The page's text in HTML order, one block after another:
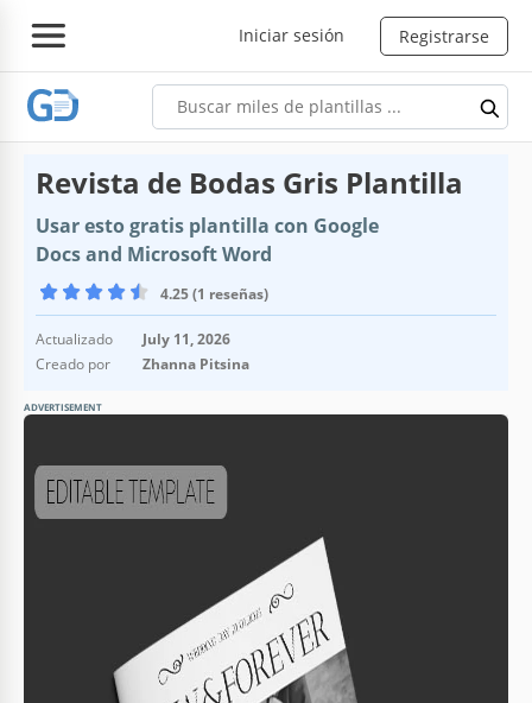
Iniciar sesión Registrarse
Revista de Bodas Gris Plantilla
Usar esto gratis plantilla con Google
Docs and Microsoft Word
4.25 (1 reseñas)
Actualizado
July 11, 2026
Creado por
Zhanna Pitsina
ADVERTISEMENT